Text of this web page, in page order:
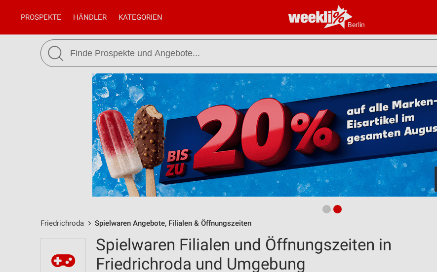
Berlin
PROSPEKTE HÄNDLER KATEGORIEN
Friedrichroda Spielwaren Angebote, Filialen & Öffnungszeiten
Spielwaren Filialen und Öffnungszeiten in
Friedrichroda und Umgebung